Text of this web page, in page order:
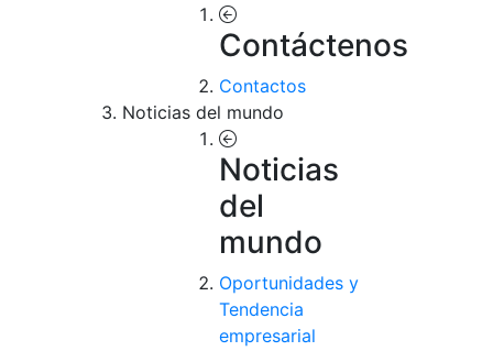
Contáctenos
Contactos
Noticias del mundo
Noticias
del
mundo
Oportunidades y
Tendencia
empresarial